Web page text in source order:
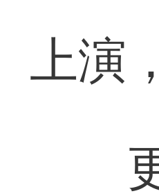
上演
更